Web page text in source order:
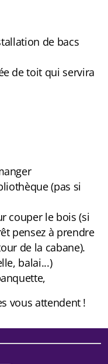
de bacs
de toit qui servira
(pas si
couper le bois (si
pensez à prendre
de la cabane).
balai...)
vous attendent !